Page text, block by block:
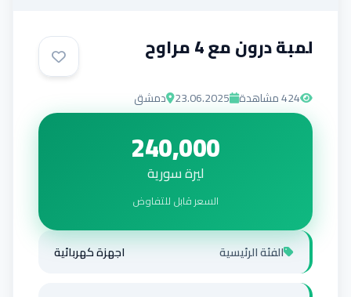
لمبة درون مع 4 مراوح
424مشاهدة 23.06.2025 دمشق
240,000
ليرة سورية
السعر قابل للتفاوض
الفئة الرئيسية اجهزة كهربائية